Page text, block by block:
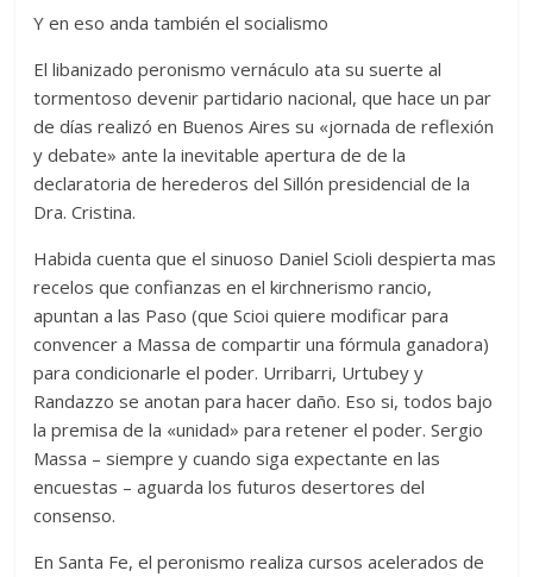
Y en eso anda también el socialismo
El libanizado peronismo vernáculo ata su suerte al
tormentoso devenir partidario nacional, que hace un par
de días realizó en Buenos Aires su «jornada de reflexión
y debate» ante la inevitable apertura de de la
declaratoria de herederos del Sillón presidencial de la
Dra. Cristina.
Habida cuenta que el sinuoso Daniel Scioli despierta mas
recelos que confianzas en el kirchnerismo rancio,
apuntan a las Paso (que Scioi quiere modificar para
convencer a Massa de compartir una fórmula ganadora)
para condicionarle el poder. Urribarri, Urtubey y
Randazzo se anotan para hacer daño. Eso si, todos bajo
la premisa de la «unidad» para retener el poder. Sergio
Massa – siempre y cuando siga expectante en las
encuestas – aguarda los futuros desertores del
consenso.
En Santa Fe, el peronismo realiza cursos acelerados de